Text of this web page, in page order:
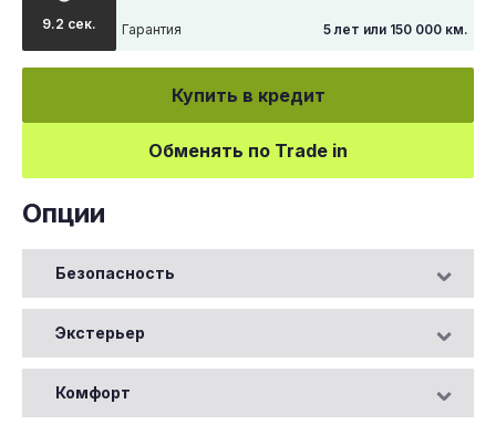
9.2 сек. Гарантия 5 лет или 150 000 км.
Купить в кредит
Обменять по Trade in
Опции
Безопасность
Экстерьер
Комфорт